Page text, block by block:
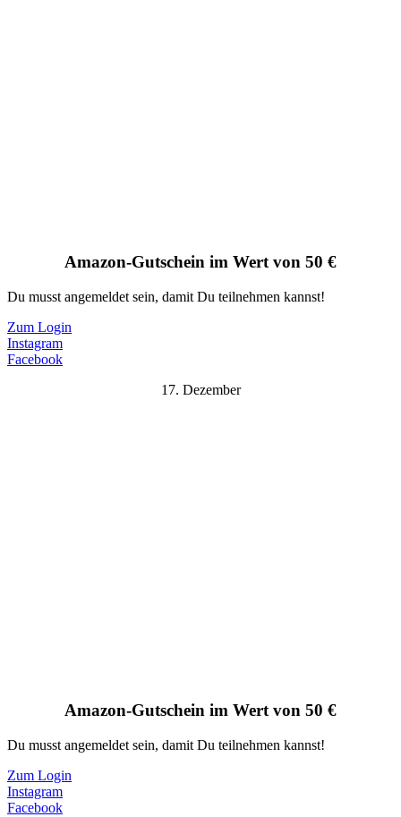
Amazon-Gutschein im Wert von 50 €
Du musst angemeldet sein, damit Du teilnehmen kannst!
Zum Login
Instagram
Facebook
17. Dezember
Amazon-Gutschein im Wert von 50 €
Du musst angemeldet sein, damit Du teilnehmen kannst!
Zum Login
Instagram
Facebook